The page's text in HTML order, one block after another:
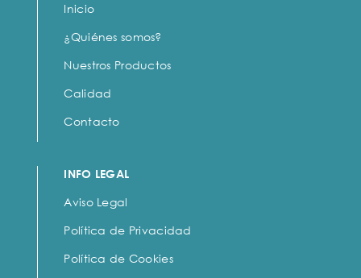
Inicio
¿Quiénes somos?
Nuestros Productos
Calidad
Contacto
INFO LEGAL
Aviso Legal
Política de Privacidad
Política de Cookies